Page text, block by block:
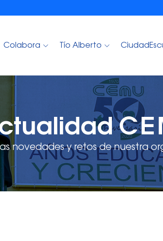
Colabora Tío Alberto
novedades y retos de nuestra